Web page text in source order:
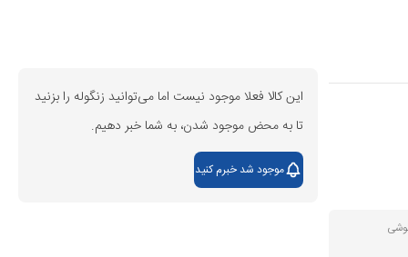
این کالا فعلا موجود نیست اما می‌توانید زنگوله را بزنید
تا به محض موجود شدن، به شما خبر دهیم.
موجود شد خبرم کنید